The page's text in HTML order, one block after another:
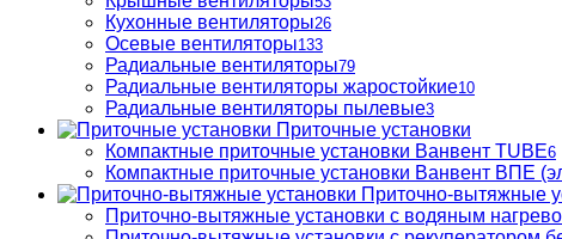
Кухонные вентиляторы26
Осевые вентиляторы133
Радиальные вентиляторы79
Радиальные вентиляторы жаростойкие10
Радиальные вентиляторы пылевые3
Приточные установки
Компактные приточные установки Ванвент TUBE6
Компактные приточные установки Ванвент ВПЕ
Приточно-вытяжные
Приточно-вытяжные установки с водяным